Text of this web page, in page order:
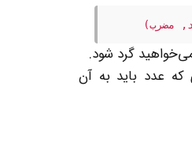
گرد شود.
که عدد باید به آن